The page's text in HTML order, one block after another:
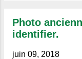
Photo
identifier.
juin 09, 2018